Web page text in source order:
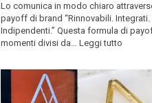
Lo comunica in modo chiaro
payoff di brand “Rinnovabili. Integrati.
Indipendenti.” Questa formula di
momenti divisi da… Leggi tutto
LOGO